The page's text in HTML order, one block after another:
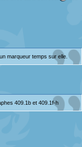
marqueur temps sur elle.
409.1b et 409.1f-h